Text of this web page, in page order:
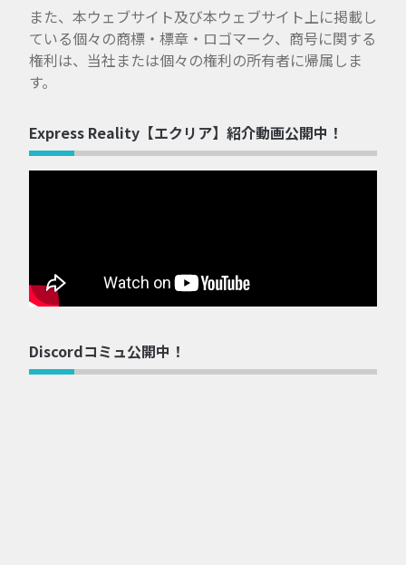
また、本ウェブサイト及び本ウェブサイト上に掲載し
ている個々の商標・標章・ロゴマーク、商号に関する
権利は、当社または個々の権利の所有者に帰属しま
す。
Express Reality【エクリア】紹介動画公開中！
Discordコミュ公開中！